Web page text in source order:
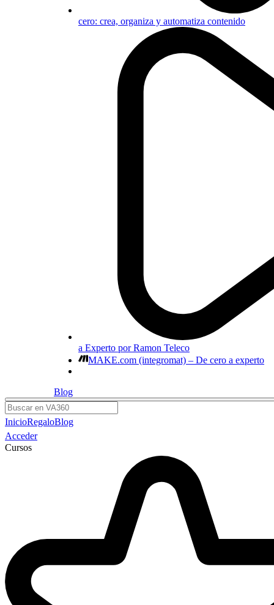
cero: crea, organiza y automatiza contenido
a Experto por Ramon Teleco
MAKE.com (integromat) – De cero a experto
Blog
Buscar
InicioRegaloBlog
Acceder
Cursos